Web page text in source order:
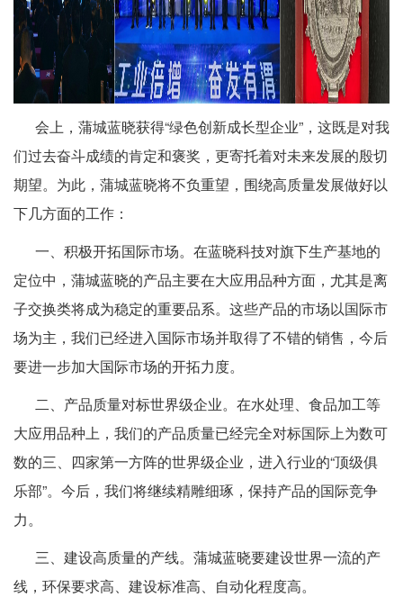
会上，蒲城蓝晓获得“绿色创新成长型企业”，这既是对我
们过去奋斗成绩的肯定和褒奖，更寄托着对未来发展的殷切
期望。为此，蒲城蓝晓将不负重望，围绕高质量发展做好以
下几方面的工作：
一、积极开拓国际市场。在蓝晓科技对旗下生产基地的
定位中，蒲城蓝晓的产品主要在大应用品种方面，尤其是离
子交换类将成为稳定的重要品系。这些产品的市场以国际市
场为主，我们已经进入国际市场并取得了不错的销售，今后
要进一步加大国际市场的开拓力度。
二、产品质量对标世界级企业。在水处理、食品加工等
大应用品种上，我们的产品质量已经完全对标国际上为数可
数的三、四家第一方阵的世界级企业，进入行业的“顶级俱
乐部”。今后，我们将继续精雕细琢，保持产品的国际竞争
力。
三、建设高质量的产线。蒲城蓝晓要建设世界一流的产
线，环保要求高、建设标准高、自动化程度高。